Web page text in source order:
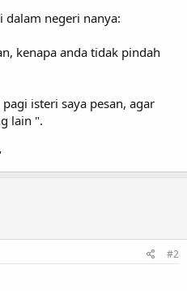
dalam negeri nanya:
kenapa anda tidak pindah
isteri saya pesan, agar
lain ".
#2